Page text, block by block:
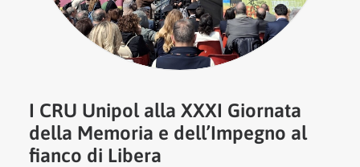
I CRU Unipol alla XXXI Giornata
della Memoria e dell’Impegno al
fianco di Libera